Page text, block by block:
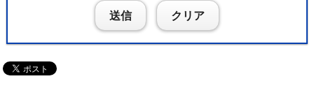
送信 クリア